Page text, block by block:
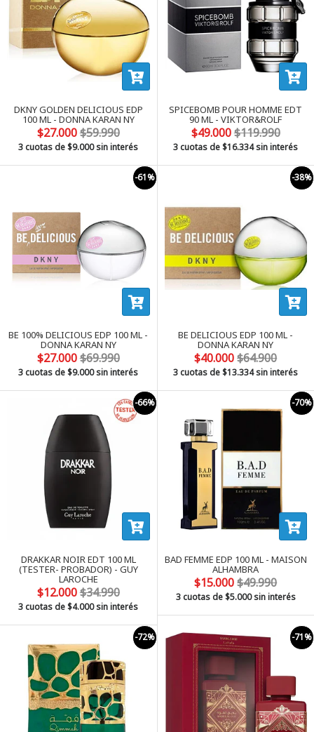
DKNY GOLDEN DELICIOUS EDP
100 ML - DONNA KARAN NY
$27.000$59.990
3 cuotas de$9.000sin interés
SPICEBOMB POUR HOMME EDT
90 ML - VIKTOR&ROLF
$49.000$119.990
3 cuotas de$16.334sin interés
-61%
BE 100% DELICIOUS EDP 100 ML -
DONNA KARAN NY
$27.000$69.990
3 cuotas de$9.000sin interés
-38%
BE DELICIOUS EDP 100 ML -
DONNA KARAN NY
$40.000$64.900
3 cuotas de$13.334sin interés
-66%
DRAKKAR NOIR EDT 100 ML
(TESTER- PROBADOR) - GUY
LAROCHE
$12.000$34.990
3 cuotas de$4.000sin interés
-70%
BAD FEMME EDP 100 ML - MAISON
ALHAMBRA
$15.000$49.990
3 cuotas de$5.000sin interés
-72% -71%